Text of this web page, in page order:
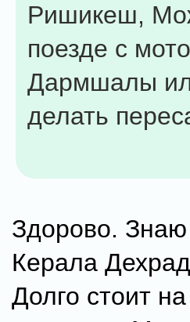
Ришикеш,
поезде с
Дармшалы
делать
Здорово.
Керала
Долго стоит